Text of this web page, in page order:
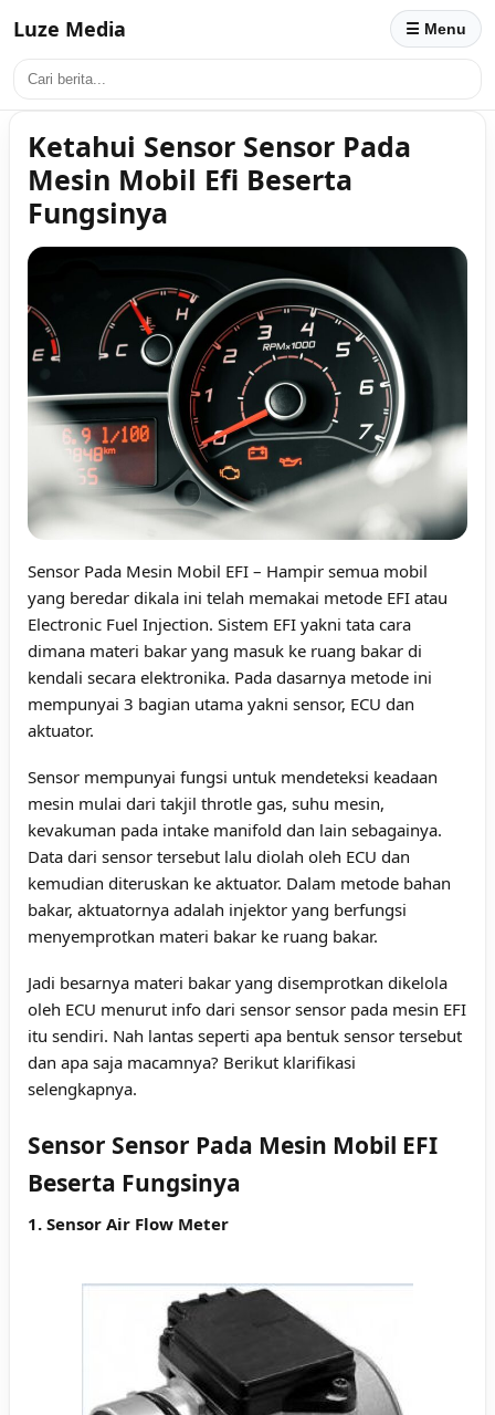
Luze Media ☰ Menu
Ketahui Sensor Sensor Pada
Mesin Mobil Efi Beserta
Fungsinya
Sensor Pada Mesin Mobil EFI – Hampir semua mobil
yang beredar dikala ini telah memakai metode EFI atau
Electronic Fuel Injection. Sistem EFI yakni tata cara
dimana materi bakar yang masuk ke ruang bakar di
kendali secara elektronika. Pada dasarnya metode ini
mempunyai 3 bagian utama yakni sensor, ECU dan
aktuator.
Sensor mempunyai fungsi untuk mendeteksi keadaan
mesin mulai dari takjil throtle gas, suhu mesin,
kevakuman pada intake manifold dan lain sebagainya.
Data dari sensor tersebut lalu diolah oleh ECU dan
kemudian diteruskan ke aktuator. Dalam metode bahan
bakar, aktuatornya adalah injektor yang berfungsi
menyemprotkan materi bakar ke ruang bakar.
Jadi besarnya materi bakar yang disemprotkan dikelola
oleh ECU menurut info dari sensor sensor pada mesin EFI
itu sendiri. Nah lantas seperti apa bentuk sensor tersebut
dan apa saja macamnya? Berikut klarifikasi
selengkapnya.
Sensor Sensor Pada Mesin Mobil EFI
Beserta Fungsinya
1. Sensor Air Flow Meter